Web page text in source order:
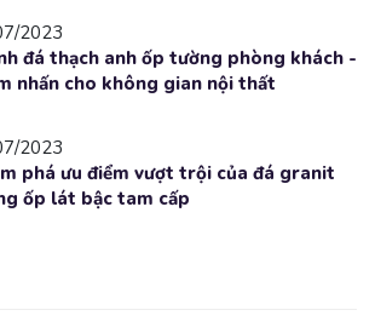
2023
đá thạch anh ốp tường phòng khách -
nhấn cho không gian nội thất
2023
phá ưu điểm vượt trội của đá granit
ốp lát bậc tam cấp